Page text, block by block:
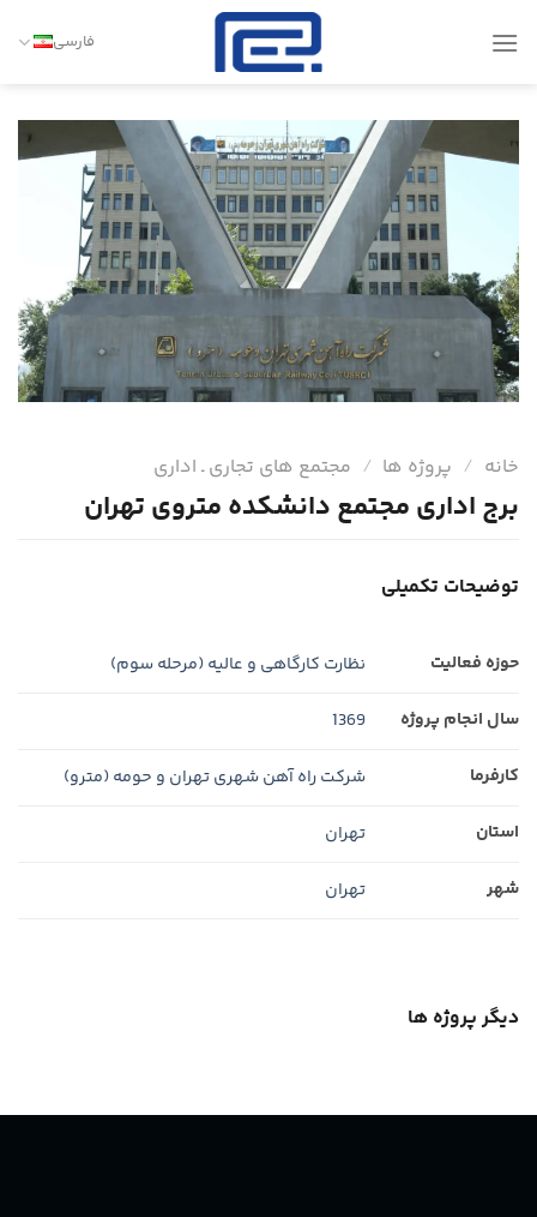
فارسی
خانه / پروژه ها / مجتمع های تجاری ـ اداری
برج اداری مجتمع دانشكده متروی تهران
توضیحات تکمیلی
حوزه فعالیت نظارت كارگاهی و عالیه (مرحله سوم)
سال انجام پروژه 1369
کارفرما شرکت راه آهن شهری تهران و حومه (مترو)
استان تهران
شهر تهران
دیگر پروژه ها